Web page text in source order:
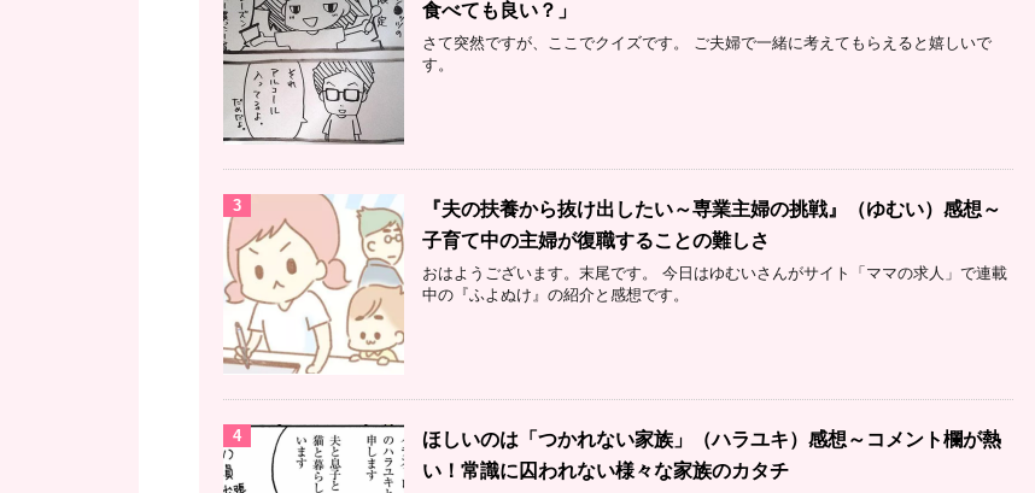
食べても良い？」
さて突然ですが、ここでクイズです。 ご夫婦で一緒に考えてもらえると嬉しいで
す。
3
『夫の扶養から抜け出したい～専業主婦の挑戦』（ゆむい）感想～
子育て中の主婦が復職することの難しさ
おはようございます。末尾です。 今日はゆむいさんがサイト「ママの求人」で連載
中の『ふよぬけ』の紹介と感想です。
4
ほしいのは「つかれない家族」（ハラユキ）感想～コメント欄が熱
い！常識に囚われない様々な家族のカタチ